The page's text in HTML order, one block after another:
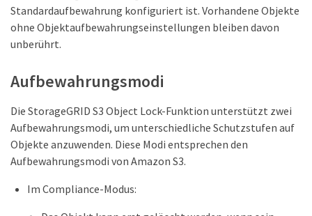
Standardaufbewahrung konfiguriert ist. Vorhandene Objekte
ohne Objektaufbewahrungseinstellungen bleiben davon
unberührt.
Aufbewahrungsmodi
Die StorageGRID S3 Object Lock-Funktion unterstützt zwei
Aufbewahrungsmodi, um unterschiedliche Schutzstufen auf
Objekte anzuwenden. Diese Modi entsprechen den
Aufbewahrungsmodi von Amazon S3.
Im Compliance-Modus: